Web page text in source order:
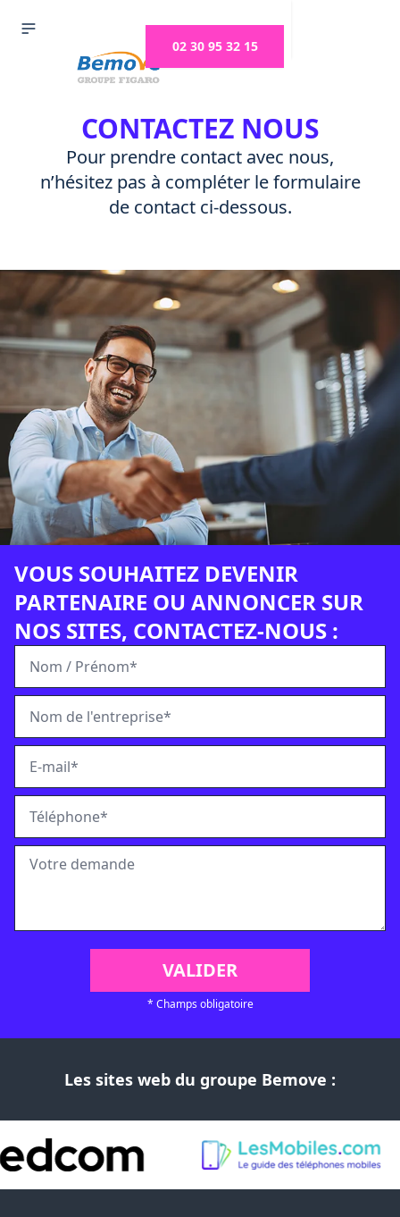
02 30 95 32 15
CONTACTEZ NOUS
Pour prendre contact avec nous,
n’hésitez pas à compléter le formulaire
de contact ci-dessous.
VOUS SOUHAITEZ DEVENIR
PARTENAIRE OU ANNONCER SUR
NOS SITES, CONTACTEZ-NOUS :
* Champs obligatoire
Les sites web du groupe Bemove :